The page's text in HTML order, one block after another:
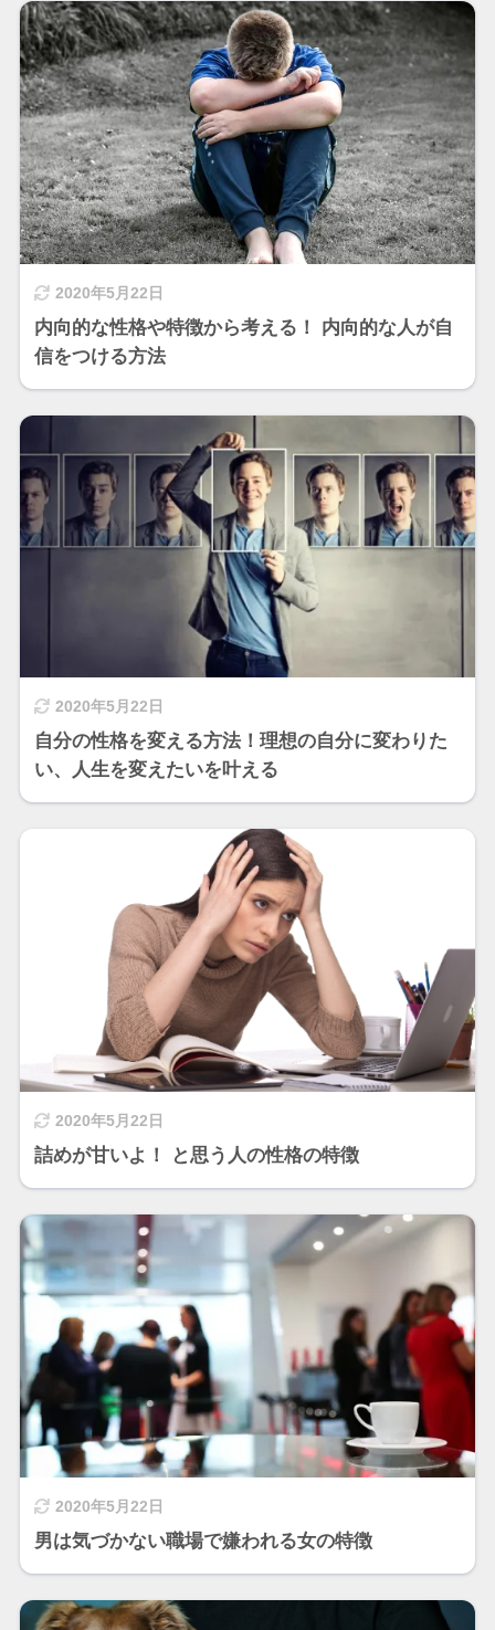
2020年5月22日
内向的な性格や特徴から考える！ 内向的な人が自
信をつける方法
2020年5月22日
自分の性格を変える方法！理想の自分に変わりた
い、人生を変えたいを叶える
2020年5月22日
詰めが甘いよ！ と思う人の性格の特徴
2020年5月22日
男は気づかない職場で嫌われる女の特徴